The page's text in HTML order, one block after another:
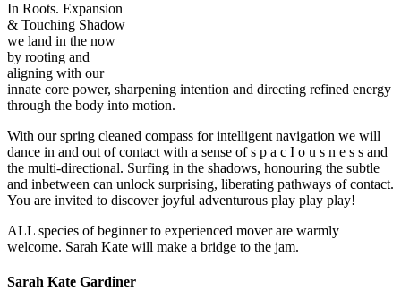
In Roots. Expansion
& Touching Shadow
we land in the now
by rooting and
aligning with our
innate core power, sharpening intention and directing refined energy
through the body into motion.
With our spring cleaned compass for intelligent navigation we will
dance in and out of contact with a sense of s p a c I o u s n e s s and
the multi-directional. Surfing in the shadows, honouring the subtle
and inbetween can unlock surprising, liberating pathways of contact.
You are invited to discover joyful adventurous play play play!
ALL species of beginner to experienced mover are warmly
welcome. Sarah Kate will make a bridge to the jam.
Sarah Kate Gardiner